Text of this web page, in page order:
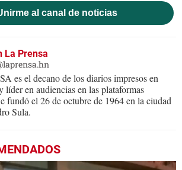
al canal de noticias
La Prensa
es el decano de los diarios impresos en
líder en audiencias en las plataformas
fundó el 26 de octubre de 1964 en la ciudad
Sula.